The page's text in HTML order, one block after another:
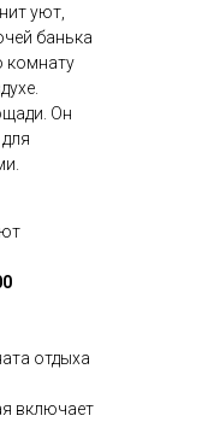
уют,
банька
комнату
Он
отдыха
включает